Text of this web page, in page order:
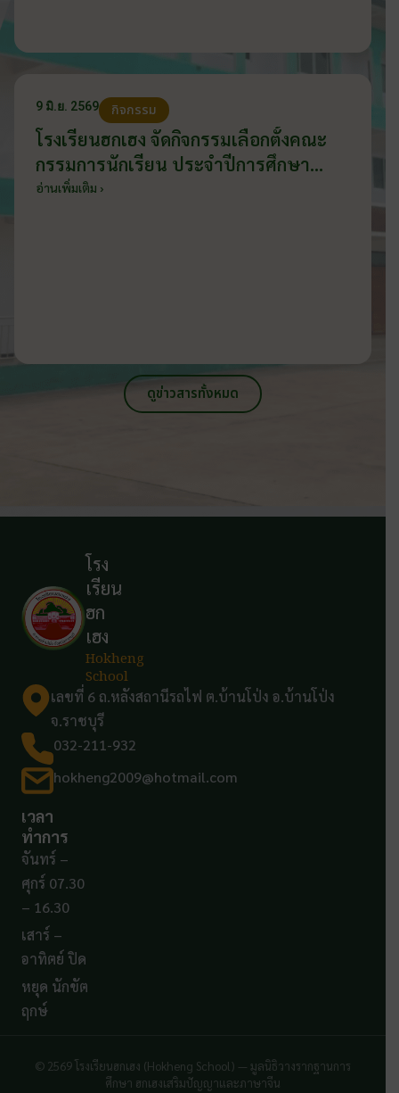
9 มิ.ย. 2569 กิจกรรม
โรงเรียนฮกเฮง จัดกิจกรรมเลือกตั้งคณะ
กรรมการนักเรียน ประจำปีการศึกษา
2569 ส่งเสริมประชาธิปไตยในโรงเรียน
อ่านเพิ่มเติม ›
ดูข่าวสารทั้งหมด
โรง
เรียน
ฮก
เฮง
Hokheng
School
เลขที่ 6 ถ.หลังสถานีรถไฟ ต.บ้านโป่ง อ.บ้านโป่ง
จ.ราชบุรี
032-211-932
hokheng2009@hotmail.com
เวลา
ทำการ
จันทร์ –
ศุกร์ 07.30
– 16.30
เสาร์ –
อาทิตย์ ปิด
หยุด นักขัต
ฤกษ์
© 2569 โรงเรียนฮกเฮง (Hokheng School) — มูลนิธิวางรากฐานการ
ศึกษา ฮกเฮงเสริมปัญญาและภาษาจีน